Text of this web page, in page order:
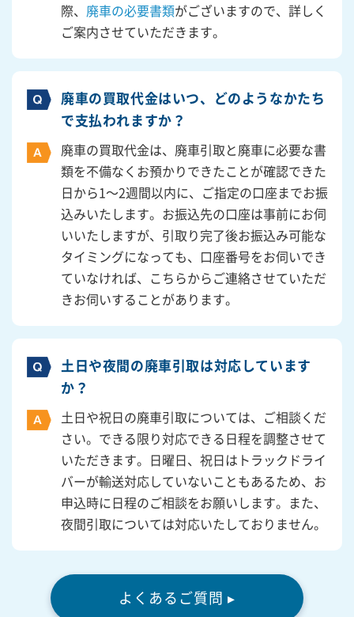
際、 廃車の必要書類がございますので、詳しく
ご案内させていただきます。
廃車の買取代金はいつ、どのようなかたち
で支払われますか？
廃車の買取代金は、廃車引取と廃車に必要な書
類を不備なくお預かりできたことが確認できた
日から1～2週間以内に、ご指定の口座までお振
込みいたします。お振込先の口座は事前にお伺
いいたしますが、引取り完了後お振込み可能な
タイミングになっても、口座番号をお伺いでき
ていなければ、こちらからご連絡させていただ
きお伺いすることがあります。
土日や夜間の廃車引取は対応しています
か？
土日や祝日の廃車引取については、ご相談くだ
さい。できる限り対応できる日程を調整させて
いただきます。日曜日、祝日はトラックドライ
バーが輸送対応していないこともあるため、お
申込時に日程のご相談をお願いします。また、
夜間引取については対応いたしておりません。
よくあるご質問 ▸